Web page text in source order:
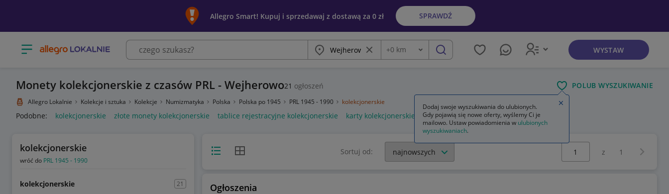
Allegro Smart! Kupuj i sprzedawaj z dostawą za 0 zł SPRAWDŹ
Otwórz menu z kategoriami Miasto Wyczyść frazę
Odległość
+0 km szukaj WYSTAW
Monety kolekcjonerskie z czasów PRL - Wejherowo21 ogłoszeń POLUB WYSZUKIWANIE
Allegro Lokalnie Kolekcje i sztuka Kolekcje Numizmatyka Polska Polska po 1945 PRL 1945 - 1990 kolekcjonerskie
Podobne: kolekcjonerskie złote monety kolekcjonerskie tablice rejestracyjne kolekcjonerskie karty kolekcjonerskie kolekcjonerskie nbp
kolekcjonerskie
wróć do PRL 1945 - 1990
kolekcjonerskie 21
Widok listyWidok siatki Sortuj od:
Wybierz stronę:
z 1
Ogłoszenia
Dodaj swoje wyszukiwania do ulubionych.
Gdy pojawią się nowe oferty, wyślemy Ci je
mailowo. Ustaw powiadomienia w ulubionych
wyszukiwaniach.
Zamknij wskazówkę